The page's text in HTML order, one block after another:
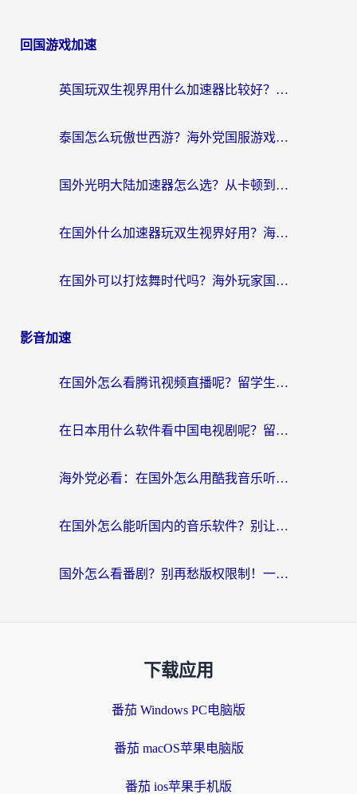
回国游戏加速
英国玩双生视界用什么加速器比较好？海外党亲测有效的国服游戏加速方案
泰国怎么玩傲世西游？海外党国服游戏加速终极攻略（附光明大陆量子特攻实测）
国外光明大陆加速器怎么选？从卡顿到丝滑的终极指南（含德国玩走开外星人墨西哥玩俄罗斯方块技巧）
在国外什么加速器玩双生视界好用？海外党亲测不踩坑的终极指南
在国外可以打炫舞时代吗？海外玩家国服游戏加速全攻略（附实测推荐）
影音加速
在国外怎么看腾讯视频直播呢？留学生亲测有效的回国加速指南
在日本用什么软件看中国电视剧呢？留学生亲测有效的回国加速方案
海外党必看：在国外怎么用酷我音乐听音乐？告别“地区不支持”的实用指南
在国外怎么能听国内的音乐软件？别让版权限制断了你的“中文歌单”
国外怎么看番剧？别再愁版权限制！一个工具解决所有回国追剧难题
下载应用
番茄 Windows PC电脑版
番茄 macOS苹果电脑版
番茄 ios苹果手机版